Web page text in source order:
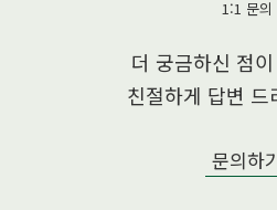
1:1 문의
더 궁금하신 점
친절하게 답변 드
문의하